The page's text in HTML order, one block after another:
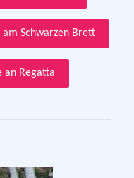
Schwarzen Brett
an Regatta